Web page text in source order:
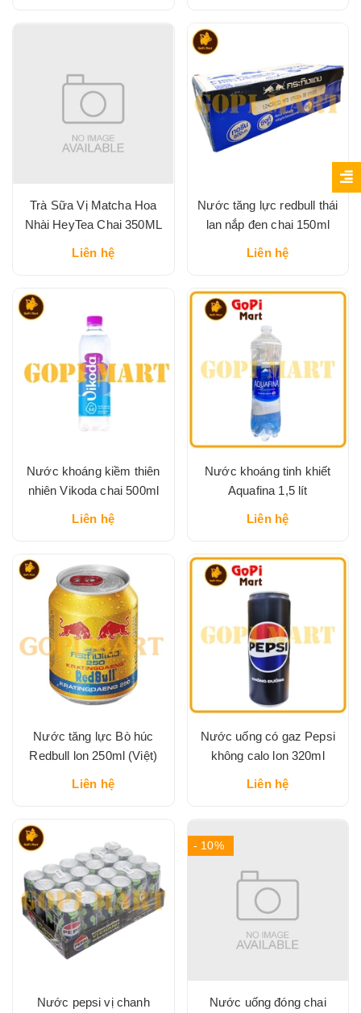
Trà Sữa Vị Matcha Hoa
Nhài HeyTea Chai 350ML
Liên hệ
Nước tăng lực redbull thái
lan nắp đen chai 150ml
Liên hệ
Nước khoáng kiềm thiên
nhiên Vikoda chai 500ml
Liên hệ
Nước khoáng tinh khiết
Aquafina 1,5 lít
Liên hệ
Nước tăng lực Bò húc
Redbull lon 250ml (Việt)
Liên hệ
Nước uống có gaz Pepsi
không calo lon 320ml
Liên hệ
Nước pepsi vị chanh
- 10%
Nước uống đóng chai